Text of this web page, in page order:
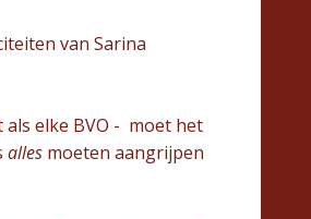
van Sarina
als elke BVO - moet het
alles moeten aangrijpen